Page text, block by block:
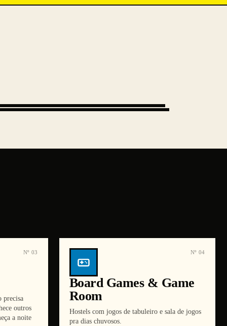
Nº 03
precisa
outros
a noite
Nº 04
Board Games & Game
Room
Hostels com jogos de tabuleiro e sala de jogos
pra dias chuvosos.